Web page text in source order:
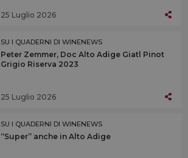
25 Luglio 2026
SU I QUADERNI DI WINENEWS
Peter Zemmer, Doc Alto Adige Giatl Pinot
Grigio Riserva 2023
25 Luglio 2026
SU I QUADERNI DI WINENEWS
“Super” anche in Alto Adige